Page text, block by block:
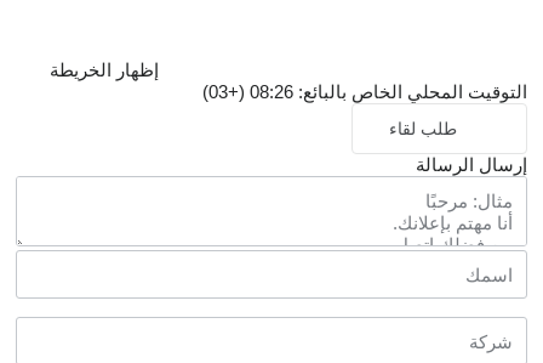
إظهار الخريطة
التوقيت المحلي الخاص بالبائع: 08:26 (+03)
طلب لقاء
إرسال الرسالة